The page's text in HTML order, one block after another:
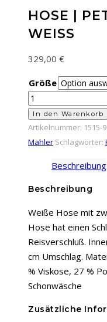
HOSE |
WEISS
329,00 €
Größe
Hose
|
Peter
O.
Weiß
In den Warenkorb
Artikelnummer: 1515-
Mahler Schlagwörter:
Beschreibung
Beschreibung
Weiße Hose mit
Hose hat einen
Reisverschluß.
cm Umschlag.
% Viskose, 27 %
Schonwäsche
Zusätzliche